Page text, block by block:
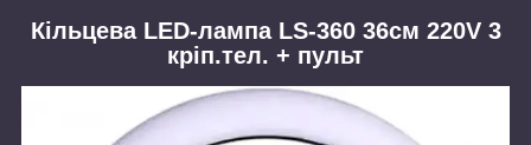
Кільцева LED-лампа LS-360 36см 220V 3
кріп.тел. + пульт